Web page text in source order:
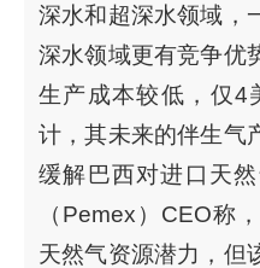
深水和超深水领域，
深水领域更有竞争优
生产成本较低，仅4
计，其未来的伴生气
缓解巴西对进口天
（Pemex）CEO称
天然气资源潜力，但